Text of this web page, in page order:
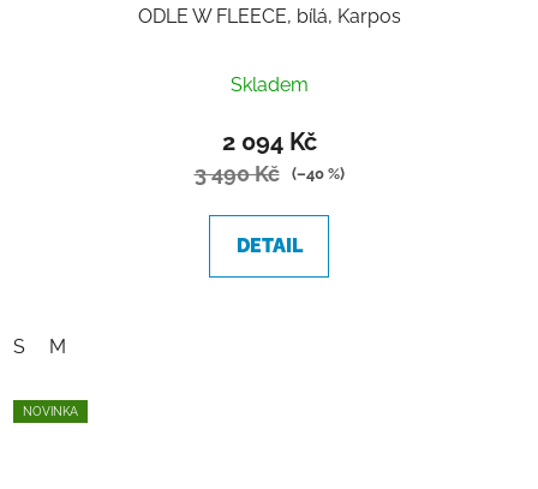
ODLE W FLEECE, bílá, Karpos
Skladem
2 094 Kč
3 490 Kč (–40 %)
DETAIL
S M
NOVINKA